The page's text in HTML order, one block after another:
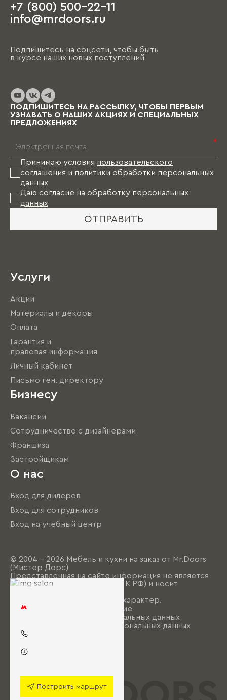
Построить маршрут
+7 (800) 500-22-11
info@mrdoors.ru
Подпишитесь на соцсети, чтобы быть
в курсе наших новых поступлений
ПОДПИШИТЕСЬ НА РАССЫЛКУ, ЧТОБЫ ПЕРВЫМ
УЗНАВАТЬ О НАШИХ АКЦИЯХ И СПЕЦИАЛЬНЫХ
ПРЕДЛОЖЕНИЯХ
*
Принимаю условия пользовательского
соглашения и политики обработки персональных
данных
Даю согласие на обработку персональных
данных
ОТПРАВИТЬ
Услуги
Акции
Материалы и декоры
Оплата
Гарантия и
правовая информация
Личный кабинет
Письмо ген. директору
Бизнесу
Вакансии
Сотрудничество с дизайнерами
Франшиза
Застройщикам
О нас
Вход для дилеров
Вход для сотрудников
Вход на учебный центр
© 2004 - 2026 Мебель и кухни на заказ от Mr.Doors
(Мистер Дорс)
Представленная на сайте информация не является
публичной офертой (ст. 437 ГК РФ) и носит
информационно-рекламный характер.
Пользовательское соглашение
Политика обработки персональных данных
Согласие на обработку персональных данных